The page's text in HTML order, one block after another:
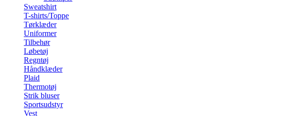
Sweatshirt
T-shirts/Toppe
Tørklæder
Uniformer
Tilbehør
Løbetøj
Regntøj
Håndklæder
Plaid
Thermotøj
Strik bluser
Sportsudstyr
Vest